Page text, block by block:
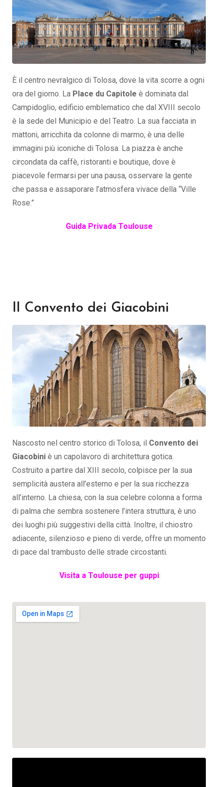
È il centro nevralgico di Tolosa, dove la vita scorre a ogni
ora del giorno. La Place du Capitole è dominata dal
Campidoglio, edificio emblematico che dal XVIII secolo
è la sede del Municipio e del Teatro. La sua facciata in
mattoni, arricchita da colonne di marmo, è una delle
immagini più iconiche di Tolosa. La piazza è anche
circondata da caffè, ristoranti e boutique, dove è
piacevole fermarsi per una pausa, osservare la gente
che passa e assaporare l’atmosfera vivace della “Ville
Rose.”
Guida Privada Toulouse
Il Convento dei Giacobini
Nascosto nel centro storico di Tolosa, il Convento dei
Giacobini è un capolavoro di architettura gotica.
Costruito a partire dal XIII secolo, colpisce per la sua
semplicità austera all’esterno e per la sua ricchezza
all’interno. La chiesa, con la sua celebre colonna a forma
di palma che sembra sostenere l’intera struttura, è uno
dei luoghi più suggestivi della città. Inoltre, il chiostro
adiacente, silenzioso e pieno di verde, offre un momento
di pace dal trambusto delle strade circostanti.
Visita a Toulouse per guppi